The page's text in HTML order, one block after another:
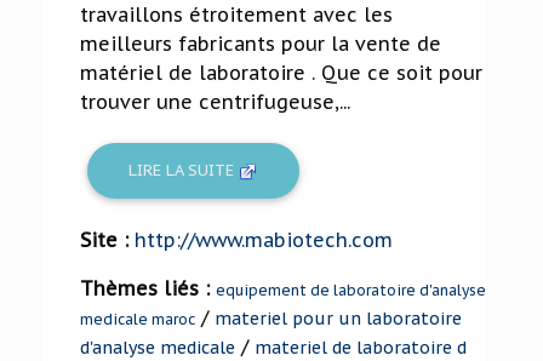
travaillons étroitement avec les
meilleurs fabricants pour la vente de
matériel de laboratoire . Que ce soit pour
trouver une centrifugeuse,...
LIRE LA SUITE
Site : http://www.mabiotech.com
Thèmes liés : equipement de laboratoire d'analyse
medicale maroc / materiel pour un laboratoire
d'analyse medicale / materiel de laboratoire d